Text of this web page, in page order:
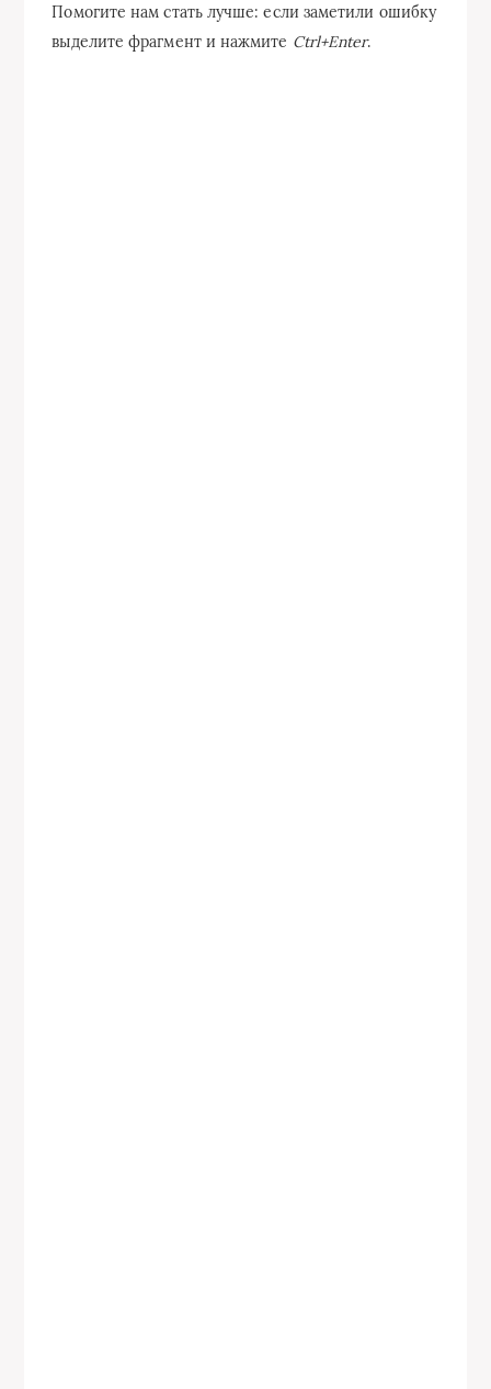
Помогите нам стать лучше: если заметили ошибку
выделите фрагмент и нажмите Ctrl+Enter.